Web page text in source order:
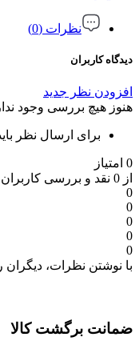
نظرات (0)
دیدگاه کاربران
افزودن نظر جدید
هنوز هیچ بررسی وجود
برای ارسال نظر
0 امتیاز
از 0 نقد و بررسی کاربران
0
0
0
0
0
با نوشتن نظرات، دیگران
ضمانت برگشت کالا